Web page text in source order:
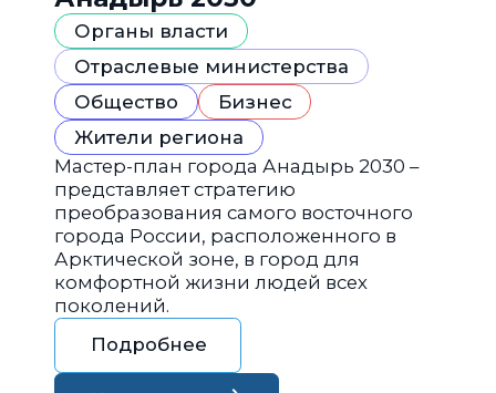
Органы власти
Отраслевые министерства
Общество
Бизнес
Жители региона
Мастер-план города Анадырь 2030 –
представляет стратегию
преобразования самого восточного
города России, расположенного в
Арктической зоне, в город для
комфортной жизни людей всех
поколений.
Подробнее